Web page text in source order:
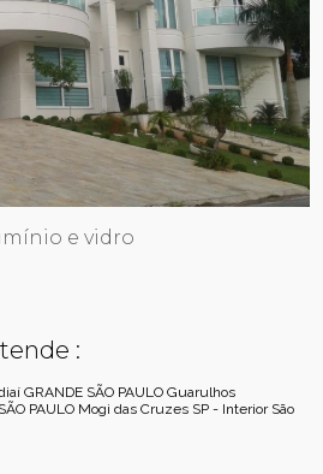
e vidro
:
GRANDE SÃO PAULO Guarulhos
PAULO Mogi das Cruzes SP - Interior São